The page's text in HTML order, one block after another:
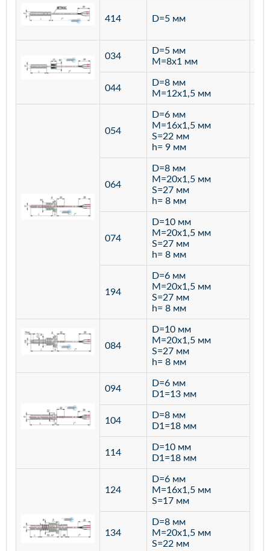
414 D=5 мм
034
D=5 мм
M=8х1 мм
044
D=8 мм
M=12х1,5 мм
054
D=6 мм
M=16х1,5 мм
S=22 мм
h= 9 мм
064
D=8 мм
M=20х1,5 мм
S=27 мм
h= 8 мм
074
D=10 мм
M=20х1,5 мм
S=27 мм
h= 8 мм
194
D=6 мм
M=20х1,5 мм
S=27 мм
h= 8 мм
084
D=10 мм
M=20х1,5 мм
S=27 мм
h= 8 мм
094
D=6 мм
D1=13 мм
104
D=8 мм
D1=18 мм
114
D=10 мм
D1=18 мм
124
D=6 мм
M=16х1,5 мм
S=17 мм
134
D=8 мм
M=20х1,5 мм
S=22 мм